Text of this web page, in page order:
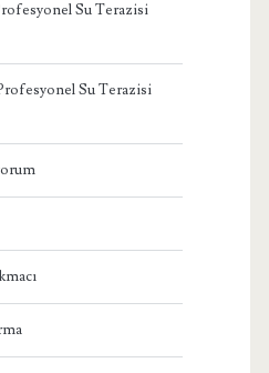
Su Terazisi
Su Terazisi